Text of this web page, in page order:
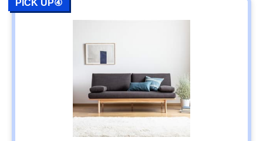
PICK UP④